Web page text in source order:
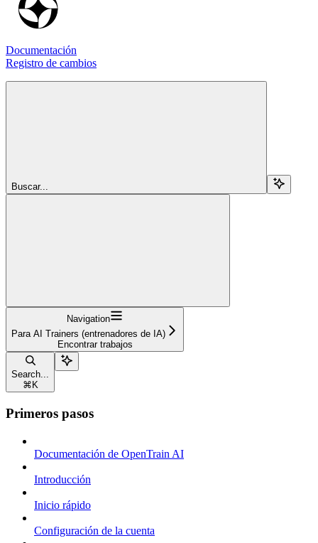
Documentación
Registro de cambios
Buscar...
Navigation
Para AI Trainers (entrenadores de IA)
Encontrar trabajos
Search...
⌘ K
Primeros pasos
Documentación de OpenTrain AI
Introducción
Inicio rápido
Configuración de la cuenta